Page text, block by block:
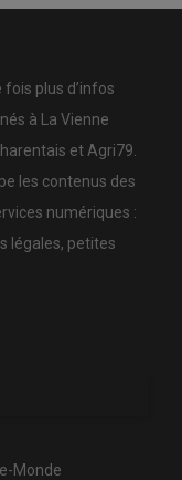
plus d’infos
à La Vienne
et Agri79.
les contenus des
numériques :
légales, petites
Monde